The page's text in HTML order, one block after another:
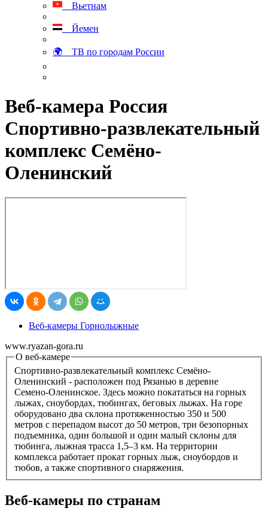
Вьетнам
Йемен
🌍 ТВ по городам России
Веб-камера Россия
Спортивно-развлекательный
комплекс Семёно-
Оленинский
Веб-камеры Горнолыжные
www.ryazan-gora.ru
О веб-камере
Спортивно-развлекательный комплекс Семёно-
Оленинский - расположен под Рязанью в деревне
Семено-Оленинское. Здесь можно покататься на горных
лыжах, сноубордах, тюбингах, беговых лыжах. На горе
оборудовано два склона протяженностью 350 и 500
метров с перепадом высот до 50 метров, три безопорных
подъемника, один большой и один малый склоны для
тюбинга, лыжная трасса 1,5–3 км. На территории
комплекса работает прокат горных лыж, сноубордов и
тюбов, а также спортивного снаряжения.
Веб-камеры по странам